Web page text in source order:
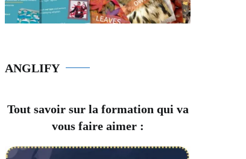
ANGLIFY
Tout savoir sur la formation qui va
vous faire aimer :